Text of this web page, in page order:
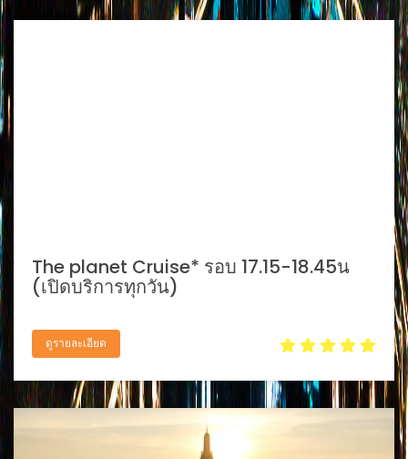
The planet Cruise* รอบ 17.15-18.45น
(เปิดบริการทุกวัน)
ดูรายละเอียด